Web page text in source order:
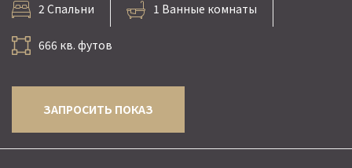
2 Спальни 1 Ванные комнаты
666 кв. футов
ЗАПРОСИТЬ ПОКАЗ